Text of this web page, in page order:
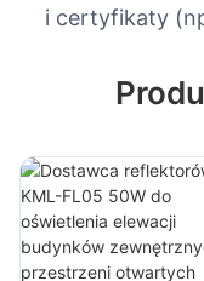
i certyfikaty